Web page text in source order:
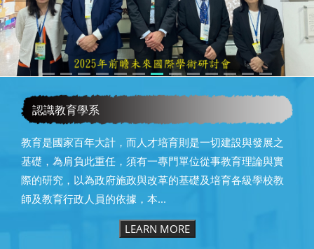
認識教育學系
教育是國家百年大計，而人才培育則是一切建設與發展之
基礎，為肩負此重任，須有一專門單位從事教育理論與實
際的研究，以為政府施政與改革的基礎及培育各級學校教
師及教育行政人員的依據，本...
LEARN MORE